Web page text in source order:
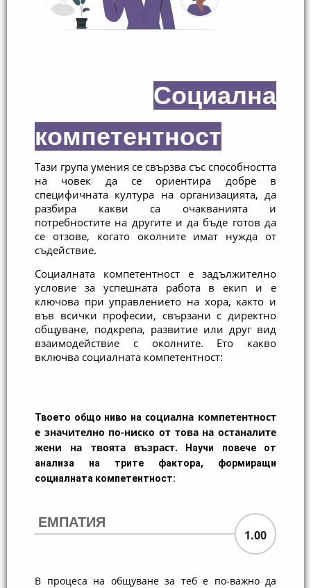
Социална
компетентност
Тази група умения се свързва със способността
на човек да се ориентира добре в
специфичната култура на организацията, да
разбира какви са очакванията и
потребностите на другите и да бъде готов да
се отзове, когато околните имат нужда от
съдействие.
Социалната компетентност е задължително
условие за успешната работа в екип и е
ключова при управлението на хора, както и
във всички професии, свързани с директно
общуване, подкрепа, развитие или друг вид
взаимодействие с околните. Ето какво
включва социалната компетентност:
Твоето общо ниво на социална компетентност
е значително по-ниско от това на останалите
жени на твоята възраст. Научи повече от
анализа на трите фактора, формиращи
социалната компетентност:
ЕМПАТИЯ
1.00
В процеса на общуване за теб е по-важно да